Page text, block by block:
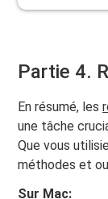
Partie 4.
En résumé, les
une tâche
Que vous
méthodes et
Sur Mac: